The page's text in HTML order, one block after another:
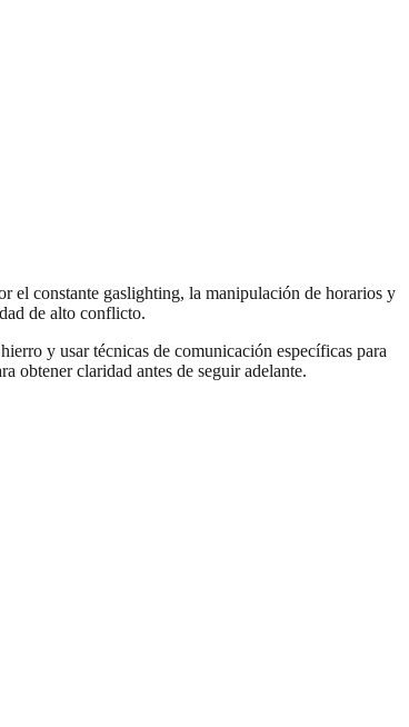
el constante gaslighting, la manipulación de horarios y
de alto conflicto.
y usar técnicas de comunicación específicas para
obtener claridad antes de seguir adelante.